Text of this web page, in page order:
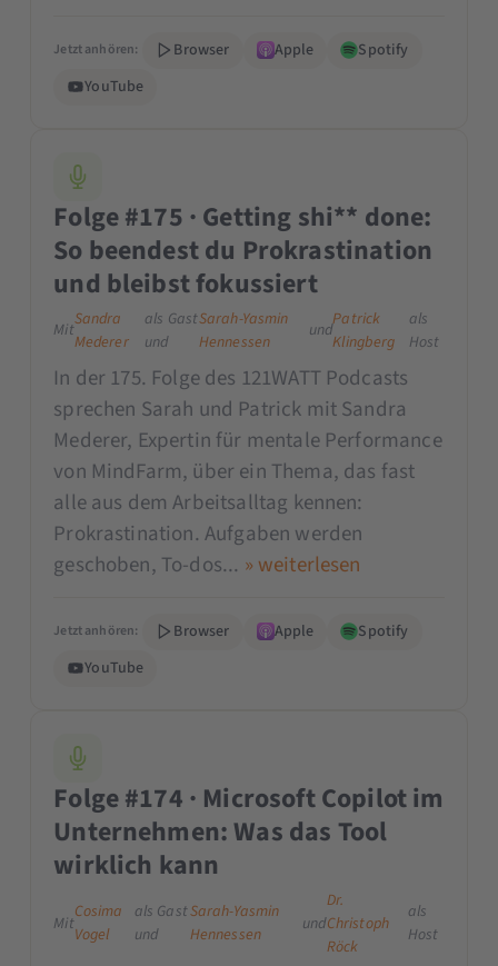
Jetzt anhören: Browser Apple
Spotify
YouTube
Folge #175 · Getting shi** done:
So beendest du Prokrastination
und bleibst fokussiert
Mit
Sandra
Mederer
als Gast
und
Sarah-Yasmin
Hennessen
und
Patrick
Klingberg
als
Host
In der 175. Folge des 121WATT Podcasts
sprechen Sarah und Patrick mit Sandra
Mederer, Expertin für mentale Performance
von MindFarm, über ein Thema, das fast
alle aus dem Arbeitsalltag kennen:
Prokrastination. Aufgaben werden
geschoben, To-dos... » weiterlesen
Jetzt anhören: Browser Apple
Spotify
YouTube
Folge #174 · Microsoft Copilot im
Unternehmen: Was das Tool
wirklich kann
Mit
Cosima
Vogel
als Gast
und
Sarah-Yasmin
Hennessen
und
Dr.
Christoph
Röck
als
Host